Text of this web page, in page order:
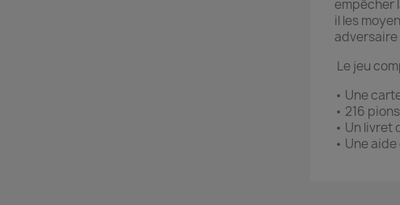
empêcher
il les
adversaire
Le jeu
• Une
• 216
• Un livret
• Une